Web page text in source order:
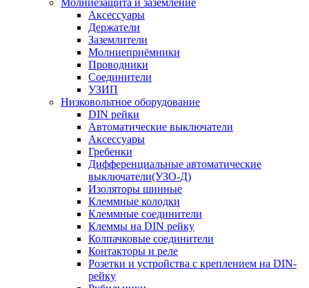
Аксессуары
Держатели
Заземлители
Молниеприёмники
Проводники
Соединители
УЗИП
Низковольтное оборудование
DIN рейки
Автоматические выключатели
Аксессуары
Гребенки
Дифференциальные автоматические
выключатели(УЗО-Д)
Изоляторы шинные
Клеммные колодки
Клеммные соединители
Клеммы на DIN рейку
Колпачковые соединители
Контакторы и реле
Розетки и устройства с креплением на DIN-
рейку